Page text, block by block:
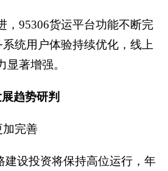
，95306货运平台功能不断完
统用户体验持续优化，线上
著增强。
趋势研判
加完善
建设投资将保持高位运行，年